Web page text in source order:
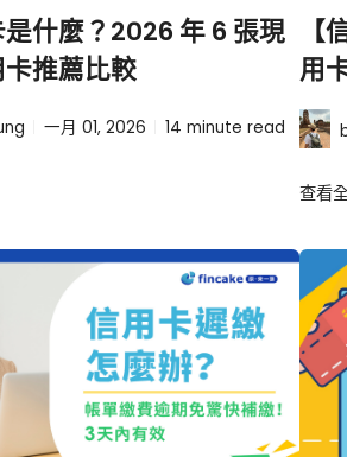
什麼？2026 年 6 張現
推薦比較
一月 01, 2026 14 minute read
用
理
查看